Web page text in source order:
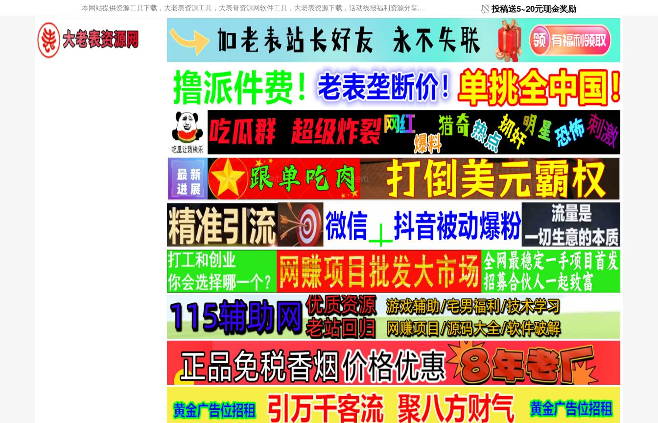
本网站提供资源工具下载，大老表资源工具，大表哥资源网软件工具，大老表资源下载，活动线报福利资源分享,活动线报，大型网游经典游戏，网络热门技术游戏辅助交流与分享。 投稿送5~20元现金奖励